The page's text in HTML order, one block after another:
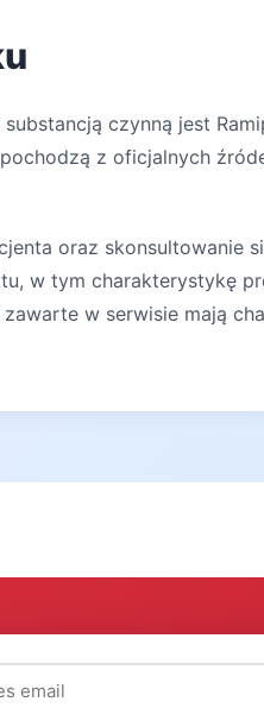
czynną jest
z oficjalnych
oraz skonsultowanie
w tym charakterystykę
w serwisie mają
(wymagany)